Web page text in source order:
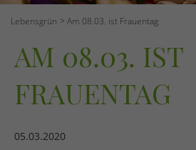
Lebensgrün Am 08.03. ist Frauentag
AM 08.03. IST
FRAUENTAG
05.03.2020